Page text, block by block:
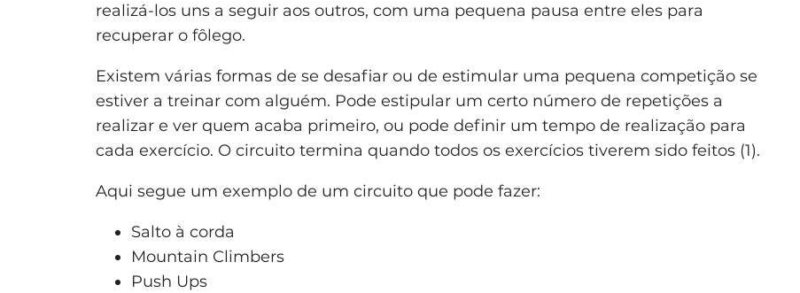
realizá-los uns a seguir aos outros, com uma pequena pausa entre eles para
recuperar o fôlego.
Existem várias formas de se desafiar ou de estimular uma pequena competição se
estiver a treinar com alguém. Pode estipular um certo número de repetições a
realizar e ver quem acaba primeiro, ou pode definir um tempo de realização para
cada exercício. O circuito termina quando todos os exercícios tiverem sido feitos (1).
Aqui segue um exemplo de um circuito que pode fazer:
Salto à corda
Mountain Climbers
Push Ups